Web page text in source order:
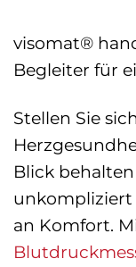
visomat®
Begleiter für
Stellen Sie
Blick
an Komfort.